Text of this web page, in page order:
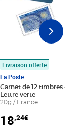
panier
Livraison offerte
La Poste
Carnet de 12 timbres - Le
Lettre verte
20g / France
18,24€